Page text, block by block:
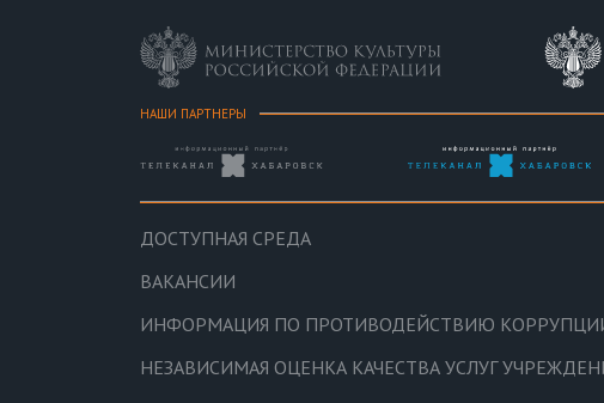
НАШИ ПАРТНЕРЫ
ДОСТУПНАЯ СРЕДА
ВАКАНСИИ
ИНФОРМАЦИЯ ПО ПРОТИВОДЕЙСТВИЮ
НЕЗАВИСИМАЯ ОЦЕНКА КАЧЕСТВА УСЛУГ